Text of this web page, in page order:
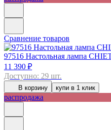
Сравнение товаров
97516 Настольная лампа
11 390 ₽
Доступно: 29 шт.
В корзину купи в 1 клик
распродажа